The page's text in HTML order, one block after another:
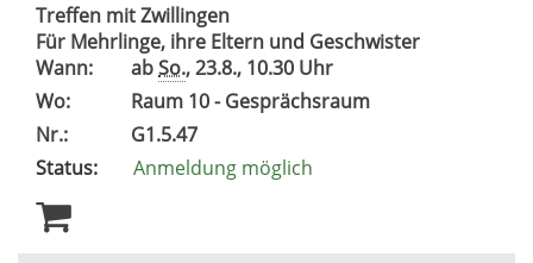
Treffen mit Zwillingen
Für Mehrlinge, ihre Eltern und Geschwister
Wann:
abSo., 23.8., 10.30 Uhr
Wo:
Raum 10 - Gesprächsraum
Nr.:
G1.5.47
Status:
Anmeldung möglich